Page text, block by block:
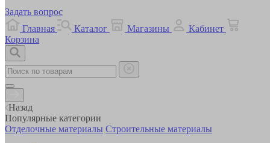
Задать вопрос
Главная
Каталог Магазины
Кабинет
Корзина
Назад
Популярные категории
Отделочные материалы Строительные материалы